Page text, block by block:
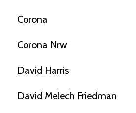
Corona
Corona Nrw
David Harris
David Melech Friedman